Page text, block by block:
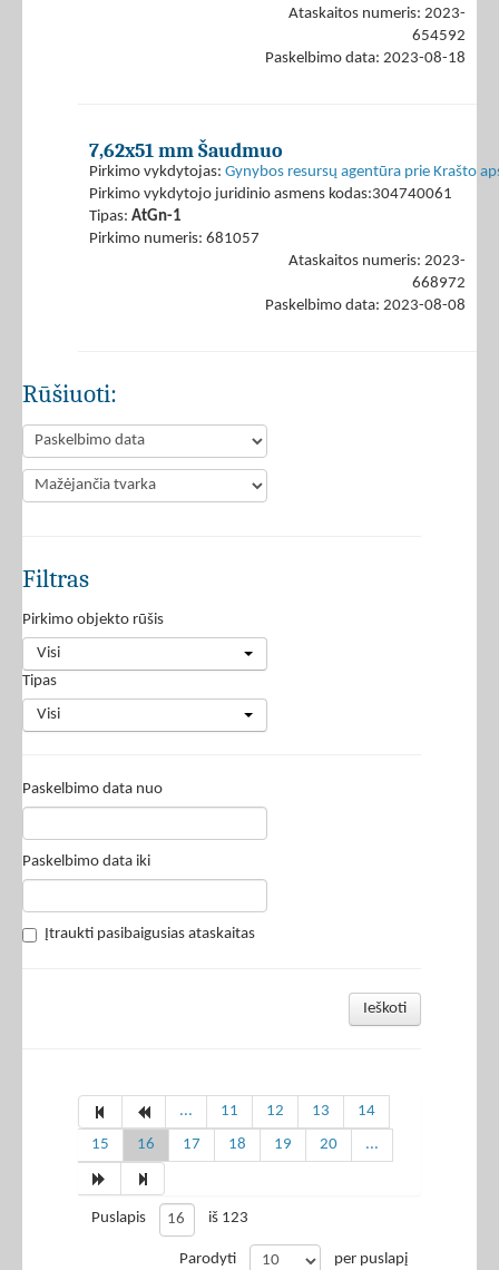
Ataskaitos numeris: 2023-
654592
Paskelbimo data: 2023-08-18
7,62x51 mm Šaudmuo
Pirkimo vykdytojas: Gynybos resursų agentūra prie Krašto
Pirkimo vykdytojo juridinio asmens kodas:304740061
Tipas: AtGn-1
Pirkimo numeris: 681057
Ataskaitos numeris: 2023-
668972
Paskelbimo data: 2023-08-08
Rūšiuoti:
Filtras
Pirkimo objekto rūšis
Visi
Tipas
Visi
Paskelbimo data nuo
Paskelbimo data iki
Įtraukti pasibaigusias ataskaitas
Ieškoti
... 11 12 13
14
15
16 17 18 19 20 ...
Puslapis iš 123
Parodyti per puslapį